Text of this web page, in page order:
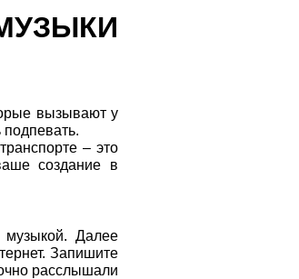
вызывают у
– это
создание в
музыкой. Далее
Запишите
расслышали